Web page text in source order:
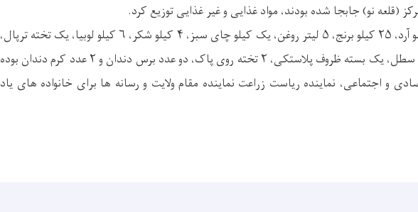
(قلعه نو) جابجا شده بودند، مواد غذایی و غیر غذایی توزیع کرد.
این مواد شامل؛ ۵۰ کیلو آرد، ۲۵ کیلو برنج، ۵ لیتر روغن، یک کیلو چای سبز، ۴ کیلو شکر، ۶ کیلو لوبیا، یک تخته ترپال،
۴ تخته کمپل، یک عدد سطل، یک بسته ظروف پلاستکی، ۲ تخته روی پاک، دو عدد برس دندان و ۲ عدد کرم دندان بوده
و اجتماعی، نماینده ریاست زراعت نماینده مقام ولایت و رسانه ها برای خانواده های یاد